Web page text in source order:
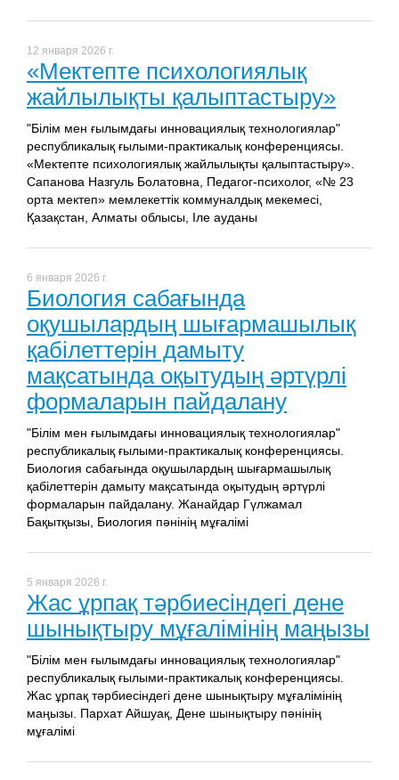
12 января 2026 г.
«Мектепте психологиялық
жайлылықты қалыптастыру»
"Білім мен ғылымдағы инновациялық технологиялар"
республикалық ғылыми-практикалық конференциясы.
«Мектепте психологиялық жайлылықты қалыптастыру».
Сапанова Назгуль Болатовна, Педагог-психолог, «№ 23
орта мектеп» мемлекеттік коммуналдық мекемесі,
Қазақстан, Алматы облысы, Іле ауданы
6 января 2026 г.
Биология сабағында
оқушылардың шығармашылық
қабілеттерін дамыту
мақсатында оқытудың әртүрлі
формаларын пайдалану
"Білім мен ғылымдағы инновациялық технологиялар"
республикалық ғылыми-практикалық конференциясы.
Биология сабағында оқушылардың шығармашылық
қабілеттерін дамыту мақсатында оқытудың әртүрлі
формаларын пайдалану. Жанайдар Гүлжамал
Бақытқызы, Биология пәнінің мұғалімі
5 января 2026 г.
Жас ұрпақ тәрбиесіндегі дене
шынықтыру мұғалімінің маңызы
"Білім мен ғылымдағы инновациялық технологиялар"
республикалық ғылыми-практикалық конференциясы.
Жас ұрпақ тәрбиесіндегі дене шынықтыру мұғалімінің
маңызы. Пархат Айшуақ, Дене шынықтыру пәнінің
мұғалімі